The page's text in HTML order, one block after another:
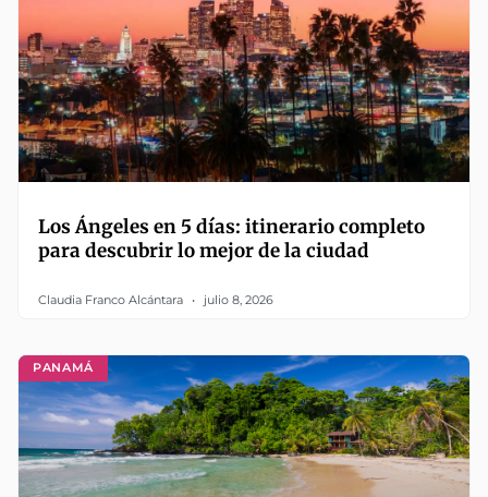
Los Ángeles en 5 días: itinerario completo
para descubrir lo mejor de la ciudad
Claudia Franco Alcántara julio 8, 2026
PANAMÁ